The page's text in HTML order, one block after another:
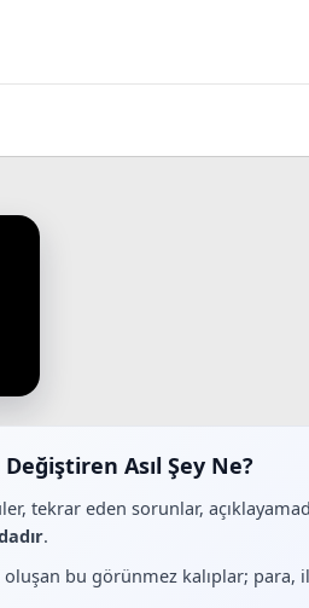
Değiştiren Asıl Şey Ne?
tekrar eden sorunlar,
.
bu görünmez kalıplar; para,